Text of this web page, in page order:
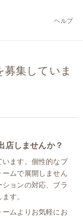
ヘルプ
集していま
店しませんか？
ます。個性的なブ
ムで展開しません
ョンの対応、ブラ
す。
ムよりお気軽にお